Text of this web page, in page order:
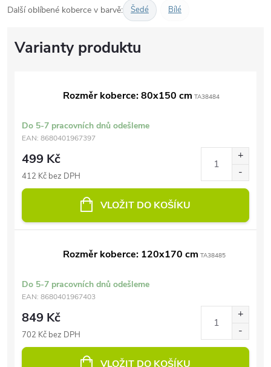
Další oblíbené koberce v barvě: Šedé Bílé
Rozměr koberce: 80x150 cm TA38484
Do 5-7 pracovních dnů odešleme
EAN: 8680401967397
499 Kč
412 Kč bez DPH
VLOŽIT DO KOŠÍKU
Rozměr koberce: 120x170 cm TA38485
Do 5-7 pracovních dnů odešleme
EAN: 8680401967403
849 Kč
702 Kč bez DPH
VLOŽIT DO KOŠÍKU